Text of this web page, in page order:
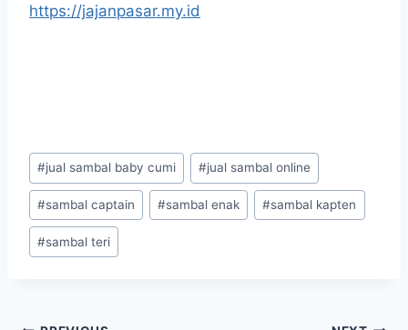
https://jajanpasar.my.id
#jual sambal baby cumi #jual sambal online
#sambal captain #sambal enak #sambal kapten
#sambal teri